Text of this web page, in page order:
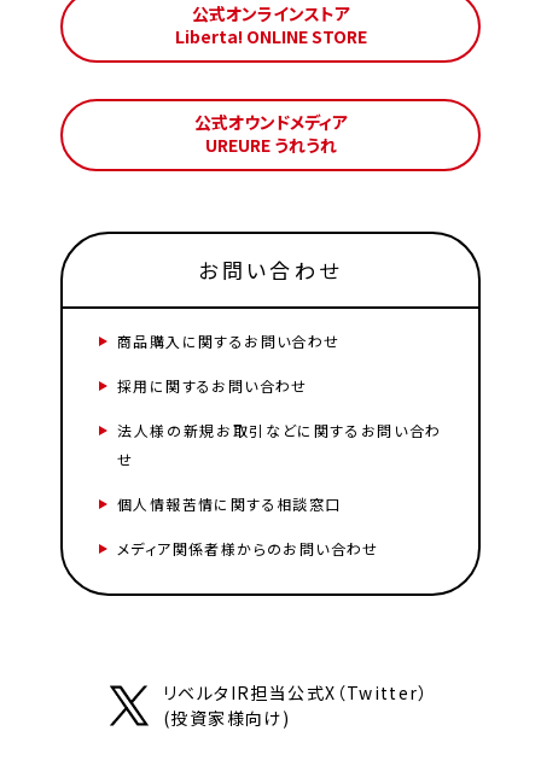
公式オンラインストア
Liberta! ONLINE STORE
公式オウンドメディア
UREURE うれうれ
お問い合わせ
商品購入に関するお問い合わせ
採用に関するお問い合わせ
法人様の新規お取引などに関するお問い合わ
せ
個人情報苦情に関する相談窓口
メディア関係者様からのお問い合わせ
リベルタIR担当公式X（Twitter）
(投資家様向け)